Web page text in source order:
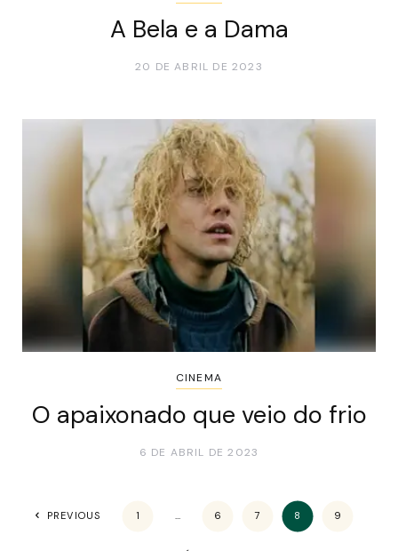
A Bela e a Dama
20 DE ABRIL DE 2023
CINEMA
O apaixonado que veio do frio
6 DE ABRIL DE 2023
PREVIOUS 1 … 6 7 8 9